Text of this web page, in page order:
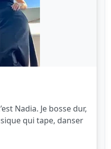
Nadia. Je bosse dur,
qui tape, danser